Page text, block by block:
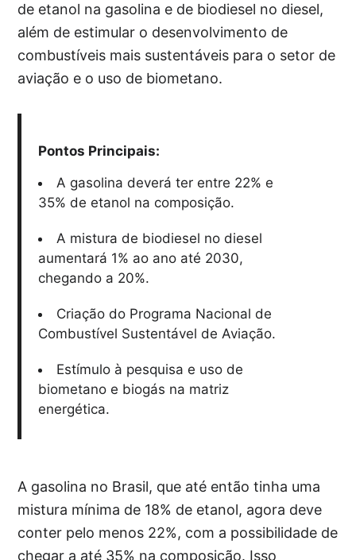
de etanol na gasolina e de biodiesel no diesel,
além de estimular o desenvolvimento de
combustíveis mais sustentáveis para o setor de
aviação e o uso de biometano.
Pontos Principais:
A gasolina deverá ter entre 22% e
35% de etanol na composição.
A mistura de biodiesel no diesel
aumentará 1% ao ano até 2030,
chegando a 20%.
Criação do Programa Nacional de
Combustível Sustentável de Aviação.
Estímulo à pesquisa e uso de
biometano e biogás na matriz
energética.
A gasolina no Brasil, que até então tinha uma
mistura mínima de 18% de etanol, agora deve
conter pelo menos 22%, com a possibilidade de
chegar a até 35% na composição. Isso